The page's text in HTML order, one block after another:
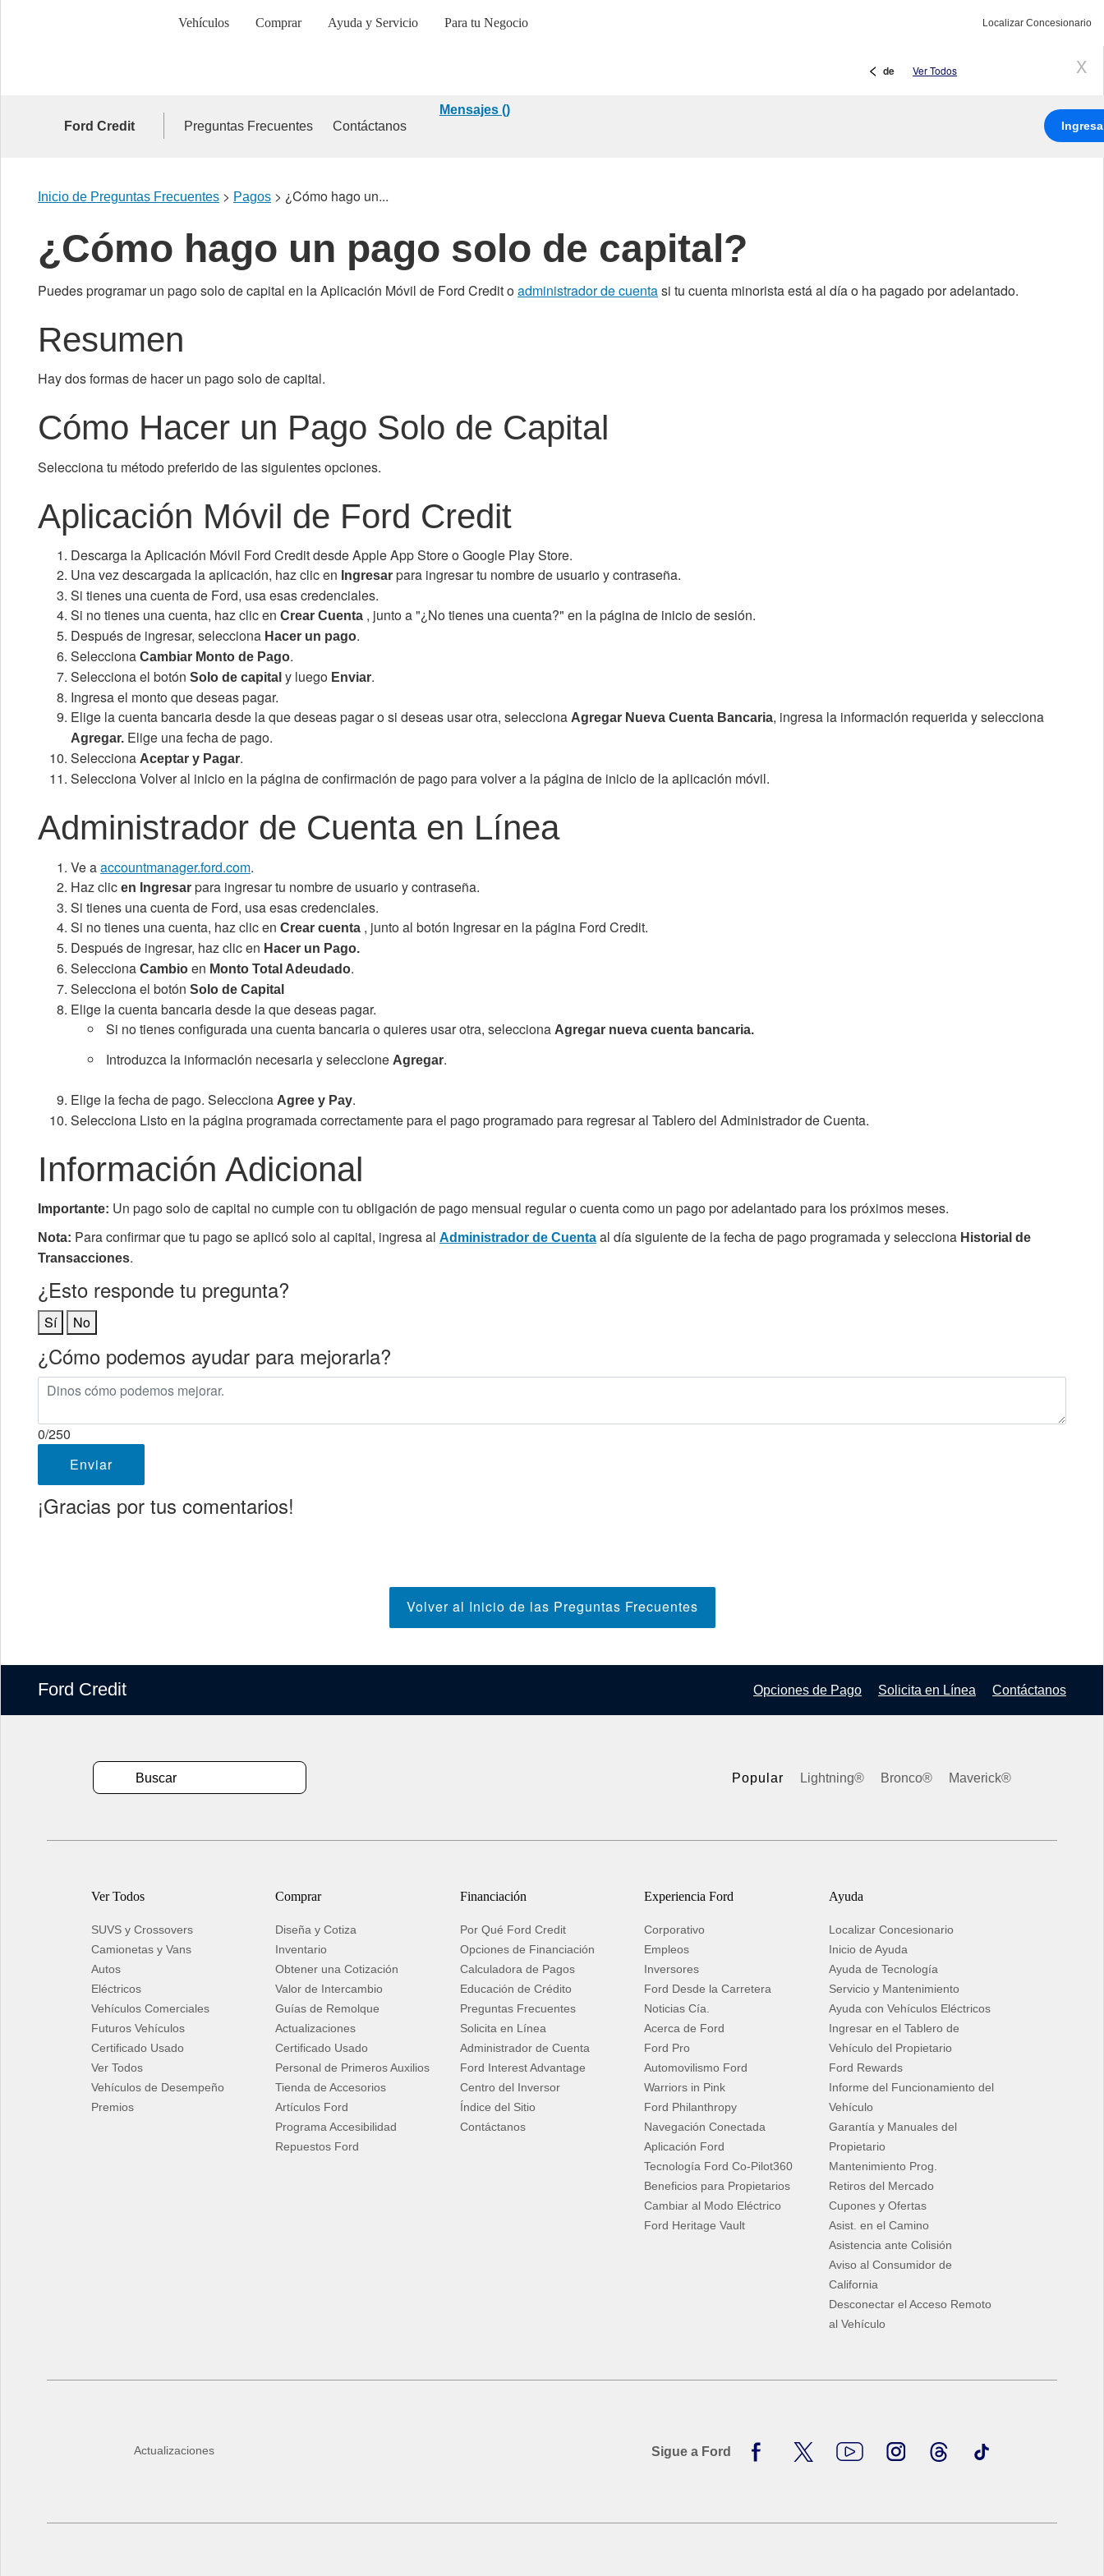
Vehículos Comprar Ayuda y Servicio Para tu Negocio Localizar Concesionario
Flecha
< de Ver Todos
Ford Credit Preguntas Frecuentes Contáctanos
Mensajes ()
Ingresa
Inicio de Preguntas Frecuentes > Pagos > ¿Cómo hago un...
¿Cómo hago un pago solo de capital?
Puedes programar un pago solo de capital en la Aplicación Móvil de Ford Credit oadministrador de cuentasi tu cuenta minorista está al día o ha pagado por adelantado.
Resumen
Hay dos formas de hacer un pago solo de capital.
Cómo Hacer un Pago Solo de Capital
Selecciona tu método preferido de las siguientes opciones.
Aplicación Móvil de Ford Credit
Descarga la Aplicación Móvil Ford Credit desde Apple App Store o Google Play Store.
Una vez descargada la aplicación, haz clic en Ingresar para ingresar tu nombre de usuario y contraseña.
Si tienes una cuenta de Ford, usa esas credenciales.
Si no tienes una cuenta, haz clic en Crear Cuenta , junto a "¿No tienes una cuenta?" en la página de inicio de sesión.
Después de ingresar, selecciona Hacer un pago.
Selecciona Cambiar Monto de Pago.
Selecciona el botón Solo de capital y luego Enviar.
Ingresa el monto que deseas pagar.
Elige la cuenta bancaria desde la que deseas pagar o si deseas usar otra, selecciona Agregar Nueva Cuenta Bancaria, ingresa la información requerida y selecciona
Agregar. Elige una fecha de pago.
Selecciona Aceptar y Pagar.
Selecciona Volver al inicio en la página de confirmación de pago para volver a la página de inicio de la aplicación móvil.
Administrador de Cuenta en Línea
Ve aaccountmanager.ford.com.
Haz clic en Ingresar para ingresar tu nombre de usuario y contraseña.
Si tienes una cuenta de Ford, usa esas credenciales.
Si no tienes una cuenta, haz clic en Crear cuenta , junto al botón Ingresar en la página Ford Credit.
Después de ingresar, haz clic en Hacer un Pago.
Selecciona Cambio en Monto Total Adeudado.
Selecciona el botón Solo de Capital
Elige la cuenta bancaria desde la que deseas pagar.
Si no tienes configurada una cuenta bancaria o quieres usar otra, selecciona Agregar nueva cuenta bancaria.
Introduzca la información necesaria y seleccione Agregar.
Elige la fecha de pago. Selecciona Agree y Pay.
Selecciona Listo en la página programada correctamente para el pago programado para regresar al Tablero del Administrador de Cuenta.
Información Adicional
Importante: Un pago solo de capital no cumple con tu obligación de pago mensual regular o cuenta como un pago por adelantado para los próximos meses.
Nota: Para confirmar que tu pago se aplicó solo al capital, ingresa al Administrador de Cuenta al día siguiente de la fecha de pago programada y selecciona Historial de
Transacciones.
¿Esto responde tu pregunta?
Sí No
¿Cómo podemos ayudar para mejorarla?
0/250
Enviar
¡Gracias por tus comentarios!
Volver al Inicio de las Preguntas Frecuentes
Ford Credit Opciones de Pago Solicita en Línea Contáctanos
Popular Lightning® Bronco® Maverick®
Ver Todos
SUVS y Crossovers
Camionetas y Vans
Autos
Eléctricos
Vehículos Comerciales
Futuros Vehículos
Certificado Usado
Ver Todos
Vehículos de Desempeño
Premios
Comprar
Diseña y Cotiza
Inventario
Obtener una Cotización
Valor de Intercambio
Guías de Remolque
Actualizaciones
Certificado Usado
Personal de Primeros Auxilios
Tienda de Accesorios
Artículos Ford
Programa Accesibilidad
Repuestos Ford
Financiación
Por Qué Ford Credit
Opciones de Financiación
Calculadora de Pagos
Educación de Crédito
Preguntas Frecuentes
Solicita en Línea
Administrador de Cuenta
Ford Interest Advantage
Centro del Inversor
Índice del Sitio
Contáctanos
Experiencia Ford
Corporativo
Empleos
Inversores
Ford Desde la Carretera
Noticias Cía.
Acerca de Ford
Ford Pro
Automovilismo Ford
Warriors in Pink
Ford Philanthropy
Navegación Conectada
Aplicación Ford
Tecnología Ford Co-Pilot360
Beneficios para Propietarios
Cambiar al Modo Eléctrico
Ford Heritage Vault
Ayuda
Localizar Concesionario
Inicio de Ayuda
Ayuda de Tecnología
Servicio y Mantenimiento
Ayuda con Vehículos Eléctricos
Ingresar en el Tablero de
Vehículo del Propietario
Ford Rewards
Informe del Funcionamiento del
Vehículo
Garantía y Manuales del
Propietario
Mantenimiento Prog.
Retiros del Mercado
Cupones y Ofertas
Asist. en el Camino
Asistencia ante Colisión
Aviso al Consumidor de
California
Desconectar el Acceso Remoto
al Vehículo
Actualizaciones Sigue a Ford
FacebookTwitter YoutubeInstagramThreadsTikTok